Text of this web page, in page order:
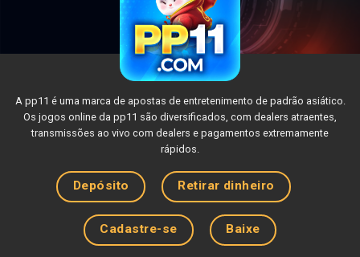
A pp11 é uma marca de apostas de entretenimento de padrão asiático.
Os jogos online da pp11 são diversificados, com dealers atraentes,
transmissões ao vivo com dealers e pagamentos extremamente
rápidos.
Depósito Retirar dinheiro
Cadastre-se Baixe